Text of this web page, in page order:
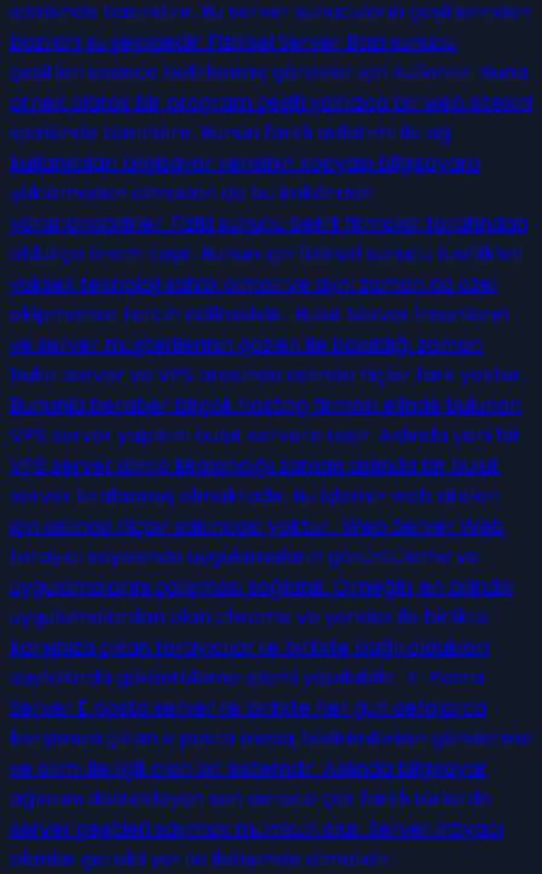
içerisinde barındırır. Bu server sunucuların çeşitlerinden
bazıları şu şekildedir: Fiziksel Server Bazı sunucu
çeşitleri sadece belirlenmiş görevler için kullanılır. Buna
örnek olarak bir program çeşiti yalnızca bir web sitesini
içerisinde barındırır. Bunun farklı anlatımı ile ağ
kullanıcıları bilgisayar verisinin kopyası bilgisayara
yüklemeden olmadan da bu imkândan
yararlanabilirler. Fiziki sunucu belirli firmalar tarafından
oldukça önem taşır. Bunun için fiziksel sunucu özellikleri
yüksek teknoloji sahibi olmalı ve aynı zaman da özel
ekipmanlar tercih edilmelidir. Bulut Server İnsanların
ve server müşterilerinin gözleri ile bakıldığı zaman
bulut server ve VPS arasında aslında hiçbir fark yoktur.
Bununla beraber birçok hosting firması elinde bulunan
VPS server yapısını bulut servere taşır. Aslında yeni bit
VPS server alınıp kiralandığı zaman aslında bir bulut
server kiralanmış olmaktadır. Bu işlemin web siteleri
için aslında hiçbir sakıncası yoktur. Web Server Web
tarayıcı sayesinde uygulamaların görüntüleme ve
uygulamalarını çalışması sağlanır. Örneğin; en bilindik
uygulamalardan olan chrome ve yandex ile birlikte
karşınıza çıkan tarayıcılar ile birlikte bağlı oldukları
sayfalarda görüntüleme işlemi yapılabilir. E-Posta
Server E posta server ile birlikte her gün defalarca
karşımıza çıkan e posta mesaj bildirimlerinin gönderme
ve alımı ile ilgili olan bir sistemdir. Aslında bilgisayar
ağlarını destekleyen son derece çok farklı türlerde
server çeşitleri saymak mümkün olur. Server ihtiyacı
olanlar gerekli yer ile iletişimde olmalıdır.